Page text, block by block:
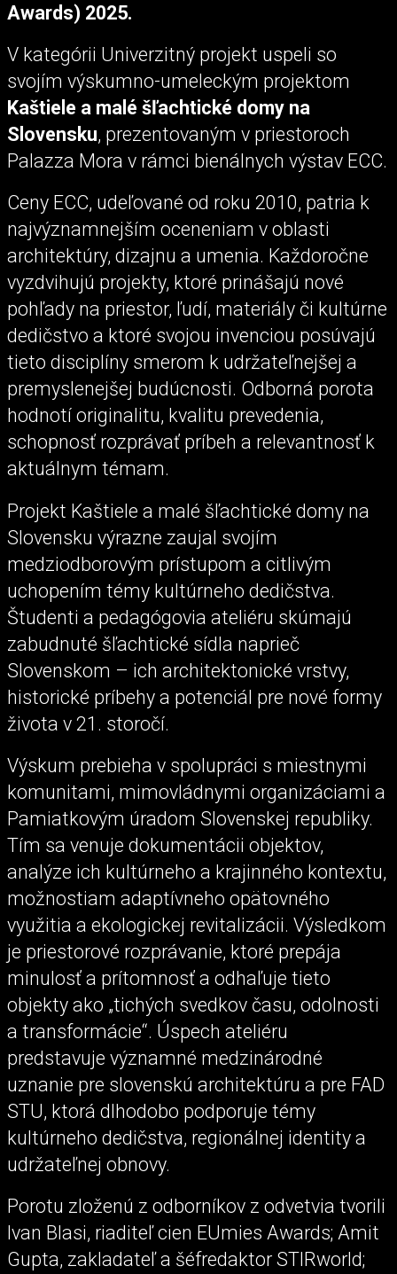
Awards) 2025.
V kategórii Univerzitný projekt uspeli so
svojím výskumno-umeleckým projektom
Kaštiele a malé šľachtické domy na
Slovensku, prezentovaným v priestoroch
Palazza Mora v rámci bienálnych výstav ECC.
Ceny ECC, udeľované od roku 2010, patria k
najvýznamnejším oceneniam v oblasti
architektúry, dizajnu a umenia. Každoročne
vyzdvihujú projekty, ktoré prinášajú nové
pohľady na priestor, ľudí, materiály či kultúrne
dedičstvo a ktoré svojou invenciou posúvajú
tieto disciplíny smerom k udržateľnejšej a
premyslenejšej budúcnosti. Odborná porota
hodnotí originalitu, kvalitu prevedenia,
schopnosť rozprávať príbeh a relevantnosť k
aktuálnym témam.
Projekt Kaštiele a malé šľachtické domy na
Slovensku výrazne zaujal svojím
medziodborovým prístupom a citlivým
uchopením témy kultúrneho dedičstva.
Študenti a pedagógovia ateliéru skúmajú
zabudnuté šľachtické sídla naprieč
Slovenskom – ich architektonické vrstvy,
historické príbehy a potenciál pre nové formy
života v 21. storočí.
Výskum prebieha v spolupráci s miestnymi
komunitami, mimovládnymi organizáciami a
Pamiatkovým úradom Slovenskej republiky.
Tím sa venuje dokumentácii objektov,
analýze ich kultúrneho a krajinného kontextu,
možnostiam adaptívneho opätovného
využitia a ekologickej revitalizácii. Výsledkom
je priestorové rozprávanie, ktoré prepája
minulosť a prítomnosť a odhaľuje tieto
objekty ako „tichých svedkov času, odolnosti
a transformácie“. Úspech ateliéru
predstavuje významné medzinárodné
uznanie pre slovenskú architektúru a pre FAD
STU, ktorá dlhodobo podporuje témy
kultúrneho dedičstva, regionálnej identity a
udržateľnej obnovy.
Porotu zloženú z odborníkov z odvetvia tvorili
Ivan Blasi, riaditeľ cien EUmies Awards; Amit
Gupta, zakladateľ a šéfredaktor STIRworld;